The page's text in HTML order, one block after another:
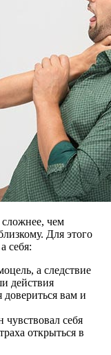
чем
Для этого
себя:
а следствие
действия
вам и
чувствовал себя
открыться в